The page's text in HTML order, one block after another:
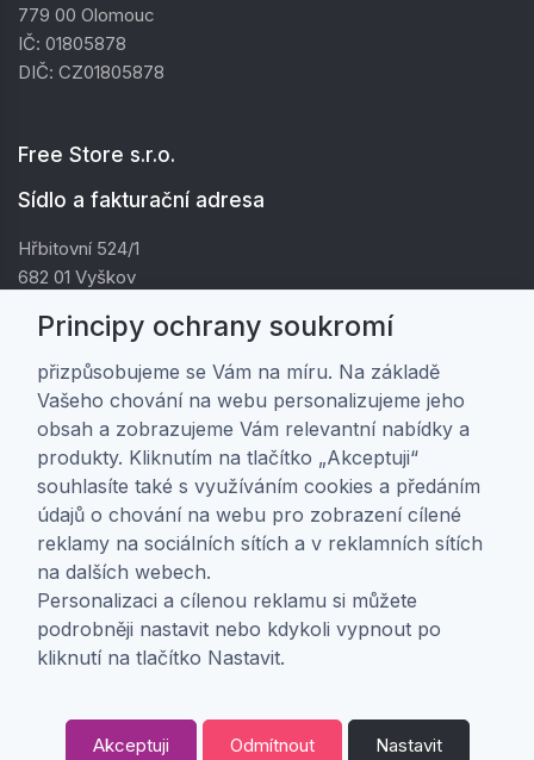
779 00 Olomouc
IČ: 01805878
DIČ: CZ01805878
Free Store s.r.o.
Sídlo a fakturační adresa
Hřbitovní 524/1
682 01 Vyškov
DIČ: CZ01805878
Zákaznická péče
Doprava a platba
Obchodní podmínky
Ochrana osobních údajů
Nastavení soukromí
O nás
Principy ochrany soukromí
přizpůsobujeme se Vám na míru. Na základě
Vašeho chování na webu personalizujeme jeho
obsah a zobrazujeme Vám relevantní nabídky a
produkty. Kliknutím na tlačítko „Akceptuji“
souhlasíte také s využíváním cookies a předáním
údajů o chování na webu pro zobrazení cílené
reklamy na sociálních sítích a v reklamních sítích
na dalších webech.
Personalizaci a cílenou reklamu si můžete
podrobněji nastavit nebo kdykoli vypnout po
kliknutí na tlačítko Nastavit.
Akceptuji Odmítnout Nastavit